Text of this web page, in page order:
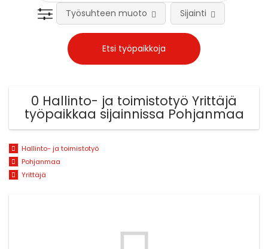
Työsuhteen muoto Sijainti
0 Hallinto- ja toimistotyö Yrittäjä
työpaikkaa sijainnissa Pohjanmaa
Hallinto- ja toimistotyö
Pohjanmaa
Yrittäjä